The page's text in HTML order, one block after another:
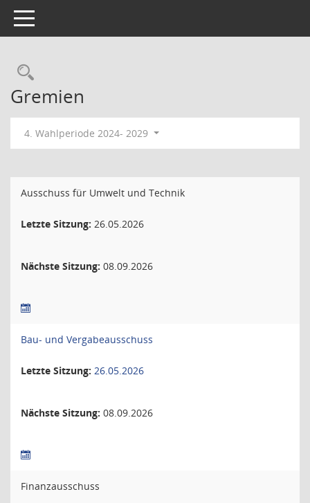
Toggle navigation
Rechercheauswahl
Gremien
4. Wahlperiode 2024- 2029
Ausschuss für Umwelt und Technik
Letzte Sitzung: 26.05.2026
Nächste Sitzung: 08.09.2026
Bau- und Vergabeausschuss
Letzte Sitzung: 26.05.2026
Nächste Sitzung: 08.09.2026
Finanzausschuss